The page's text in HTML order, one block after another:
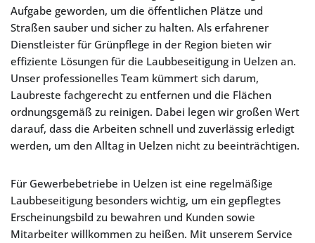
Aufgabe geworden, um die öffentlichen Plätze und
Straßen sauber und sicher zu halten. Als erfahrener
Dienstleister für Grünpflege in der Region bieten wir
effiziente Lösungen für die Laubbeseitigung in Uelzen an.
Unser professionelles Team kümmert sich darum,
Laubreste fachgerecht zu entfernen und die Flächen
ordnungsgemäß zu reinigen. Dabei legen wir großen Wert
darauf, dass die Arbeiten schnell und zuverlässig erledigt
werden, um den Alltag in Uelzen nicht zu beeinträchtigen.
Für Gewerbebetriebe in Uelzen ist eine regelmäßige
Laubbeseitigung besonders wichtig, um ein gepflegtes
Erscheinungsbild zu bewahren und Kunden sowie
Mitarbeiter willkommen zu heißen. Mit unserem Service